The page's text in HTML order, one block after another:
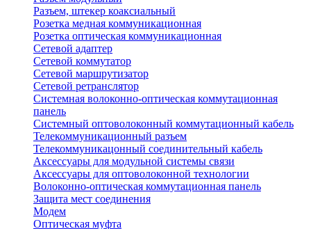
Разъем, штекер коаксиальный
Розетка медная коммуникационная
Розетка оптическая коммуникационная
Сетевой адаптер
Сетевой коммутатор
Сетевой маршрутизатор
Сетевой ретранслятор
Системная волоконно-оптическая коммутационная
панель
Системный оптоволоконный коммутационный кабель
Телекоммуникационный разъем
Телекоммуникацонный соединительный кабель
Аксессуары для модульной системы связи
Аксессуары для оптоволоконной технологии
Волоконно-оптическая коммутационная панель
Защита мест соединения
Модем
Оптическая муфта